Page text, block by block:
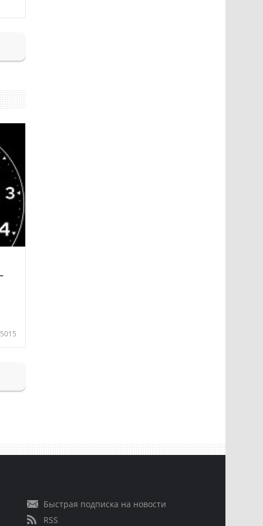
5015
Быстрая подписка на новости
RSS